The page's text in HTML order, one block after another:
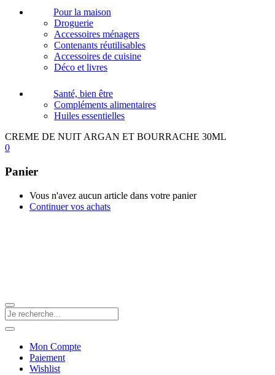
Pour la maison
Droguerie
Accessoires ménagers
Contenants réutilisables
Accessoires de cuisine
Déco et livres
Santé, bien être
Compléments alimentaires
Huiles essentielles
CREME DE NUIT ARGAN ET BOURRACHE 30ML
0
Panier
Vous n'avez aucun article dans votre panier
Continuer vos achats
Mon Compte
Paiement
Wishlist